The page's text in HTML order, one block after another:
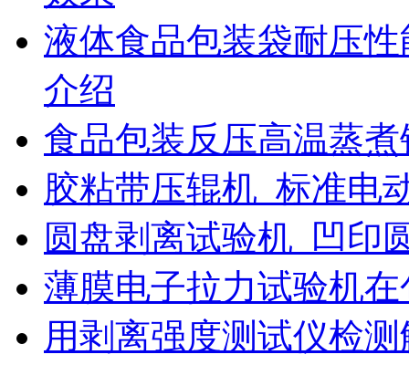
液体食品包装袋耐压
介绍
食品包装反压高温蒸
胶粘带压辊机_标准电
圆盘剥离试验机_凹印
薄膜电子拉力试验机
用剥离强度测试仪检